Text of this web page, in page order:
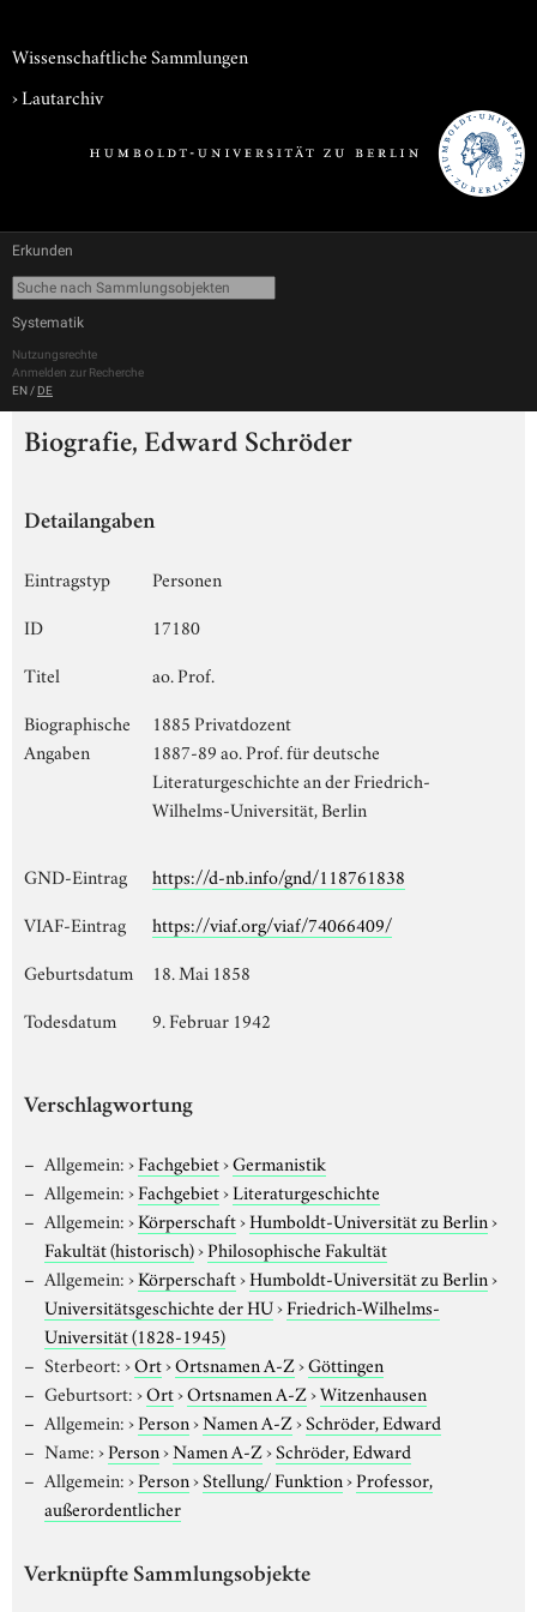
Wissenschaftliche Sammlungen
›Lautarchiv
Erkunden
Systematik
Nutzungsrechte
Anmelden zur Recherche
EN / DE
Biografie, Edward Schröder
Detailangaben
Eintragstyp
Personen
ID
17180
Titel
ao. Prof.
Biographische
Angaben
1885 Privatdozent
1887-89 ao. Prof. für deutsche
Literaturgeschichte an der Friedrich-
Wilhelms-Universität, Berlin
GND-Eintrag
https://d-nb.info/gnd/118761838
VIAF-Eintrag
https://viaf.org/viaf/74066409/
Geburtsdatum
18. Mai 1858
Todesdatum
9. Februar 1942
Verschlagwortung
Allgemein:›Fachgebiet›Germanistik
Allgemein:›Fachgebiet›Literaturgeschichte
Allgemein:›Körperschaft›Humboldt-Universität zu Berlin›
Fakultät (historisch)›Philosophische Fakultät
Allgemein:›Körperschaft›Humboldt-Universität zu Berlin›
Universitätsgeschichte der HU›Friedrich-Wilhelms-
Universität (1828-1945)
Sterbeort:›Ort›Ortsnamen A-Z›Göttingen
Geburtsort:›Ort›Ortsnamen A-Z›Witzenhausen
Allgemein:›Person›Namen A-Z›Schröder, Edward
Name:›Person›Namen A-Z›Schröder, Edward
Allgemein:›Person›Stellung/ Funktion›Professor,
außerordentlicher
Verknüpfte Sammlungsobjekte